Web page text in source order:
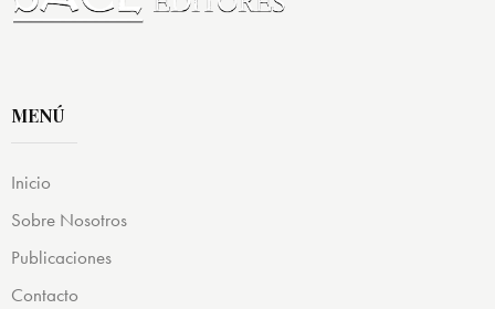
MENÚ
Inicio
Sobre Nosotros
Publicaciones
Contacto